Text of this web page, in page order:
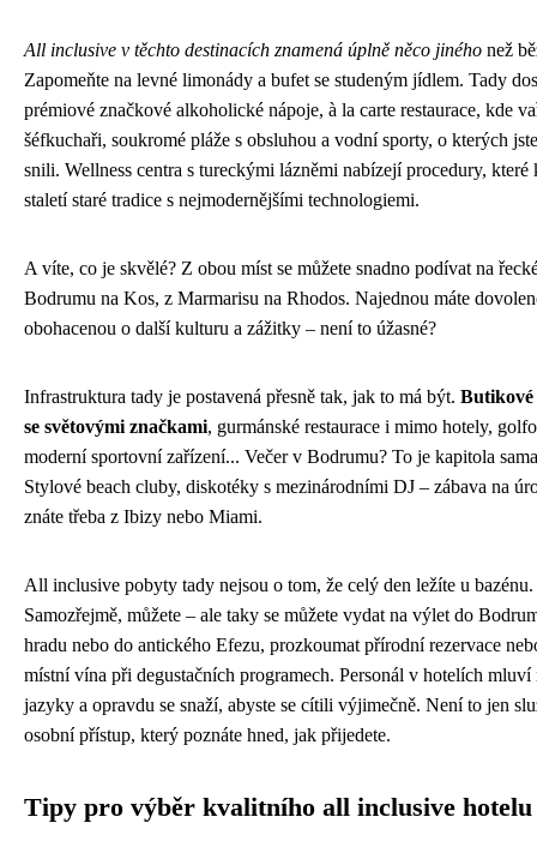
All inclusive v těchto destinacích znamená úplně něco jiného než
Zapomeňte na levné limonády a bufet se studeným jídlem. Tady
prémiové značkové alkoholické nápoje, à la carte restaurace, kde
šéfkuchaři, soukromé pláže s obsluhou a vodní sporty, o kterých
snili. Wellness centra s tureckými lázněmi nabízejí procedury,
staletí staré tradice s nejmodernějšími technologiemi.
A víte, co je skvělé? Z obou míst se můžete snadno podívat na
Bodrumu na Kos, z Marmarisu na Rhodos. Najednou máte
obohacenou o další kulturu a zážitky – není to úžasné?
Infrastruktura tady je postavená přesně tak, jak to má být. Butikové
se světovými značkami, gurmánské restaurace i mimo hotely,
moderní sportovní zařízení... Večer v Bodrumu? To je kapitola
Stylové beach cluby, diskotéky s mezinárodními DJ – zábava na
znáte třeba z Ibizy nebo Miami.
All inclusive pobyty tady nejsou o tom, že celý den ležíte u bazénu.
Samozřejmě, můžete – ale taky se můžete vydat na výlet do
hradu nebo do antického Efezu, prozkoumat přírodní rezervace
místní vína při degustačních programech. Personál v hotelích
jazyky a opravdu se snaží, abyste se cítili výjimečně. Není to jen
osobní přístup, který poznáte hned, jak přijedete.
Tipy pro výběr kvalitního all inclusive hotelu